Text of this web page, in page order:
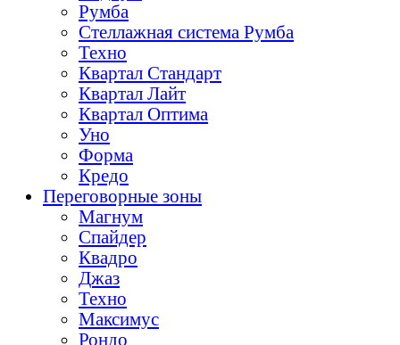
Румба
Стеллажная система Румба
Техно
Квартал Стандарт
Квартал Лайт
Квартал Оптима
Уно
Форма
Кредо
Переговорные зоны
Магнум
Спайдер
Квадро
Джаз
Техно
Максимус
Рондо